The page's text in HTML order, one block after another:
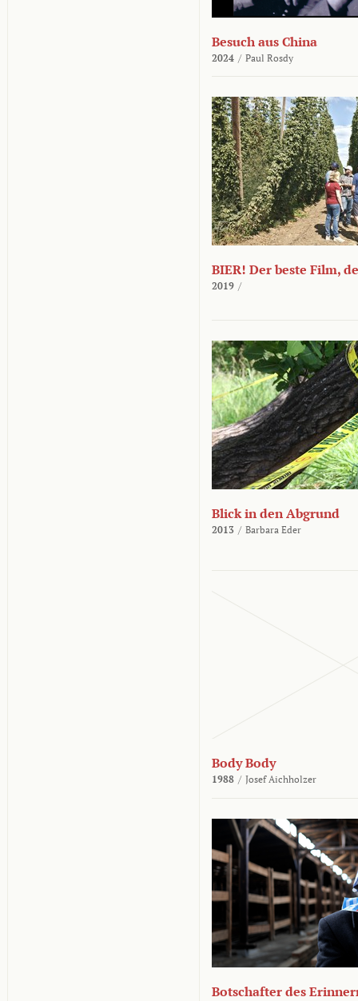
Besuch aus China
2024 / Paul Rosdy
BIER! Der beste Film,
2019 /
Blick in den Abgrund
2013 / Barbara Eder
Body Body
1988 / Josef Aichholzer
Botschafter des